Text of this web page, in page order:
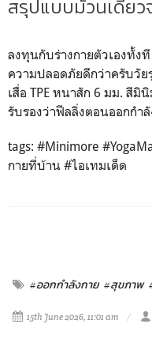
สรุปแบบม้วนเดียว
ลงทุนกับร่างกายตัวเองทั้ง
ความปลอดภัยดีกว่าครับวั
เสื่อ TPE หนาสัก 6 มม. สี
รับรองว่าฟีลลิ่งตอนออกกำ
tags: #Minimore
กายที่บ้าน #ไอเทมเด็ด
#ออกกำลังกาย #สุขภาพ
15th June 2026, 11:01 am